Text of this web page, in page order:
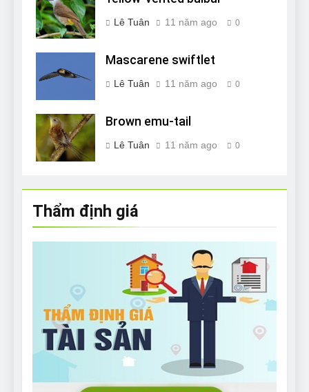
Lê Tuân 11 năm ago 0
Mascarene swiftlet
Lê Tuân 11 năm ago 0
Brown emu-tail
Lê Tuân 11 năm ago 0
Thẩm định giá